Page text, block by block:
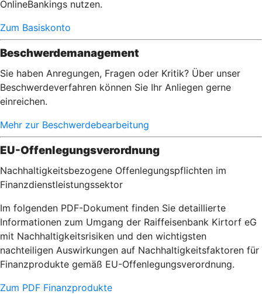
OnlineBankings nutzen.
Zum Basiskonto
Beschwerdemanagement
Sie haben Anregungen, Fragen oder Kritik? Über unser
Beschwerdeverfahren können Sie Ihr Anliegen gerne
einreichen.
Mehr zur Beschwerdebearbeitung
EU-Offenlegungsverordnung
Nachhaltigkeitsbezogene Offenlegungspflichten im
Finanzdienstleistungssektor
Im folgenden PDF-Dokument finden Sie detaillierte
Informationen zum Umgang der Raiffeisenbank Kirtorf eG
mit Nachhaltigkeitsrisiken und den wichtigsten
nachteiligen Auswirkungen auf Nachhaltigkeitsfaktoren für
Finanzprodukte gemäß EU-Offenlegungsverordnung.
Zum PDF Finanzprodukte